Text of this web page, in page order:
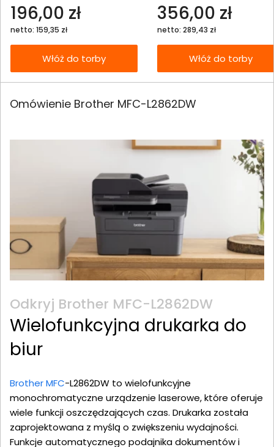
196,00 zł
netto: 159,35 zł
Włóż do torby
356,00 zł
netto: 289,43 zł
Włóż do torby
Omówienie Brother MFC-L2862DW
Odkryj Brother MFC-L2862DW
Wielofunkcyjna drukarka do
biur
Brother MFC-L2862DW to wielofunkcyjne
monochromatyczne urządzenie laserowe, które oferuje
wiele funkcji oszczędzających czas. Drukarka została
zaprojektowana z myślą o zwiększeniu wydajności.
Funkcje automatycznego podajnika dokumentów i